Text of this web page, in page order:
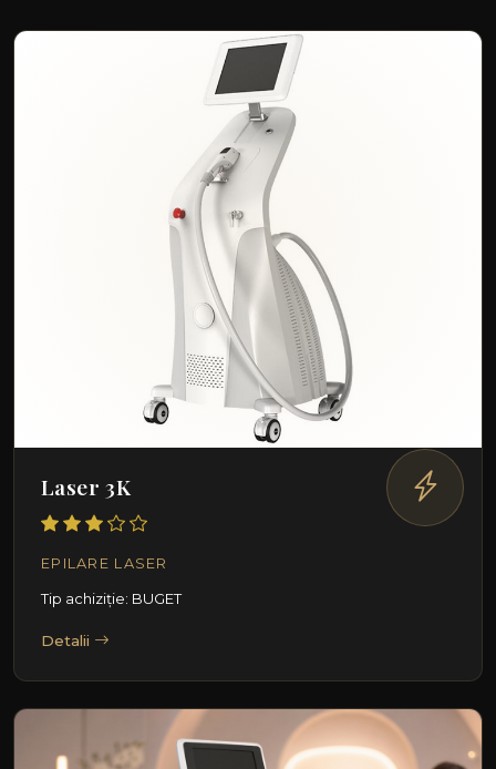
Laser 3K
EPILARE LASER
Tip achiziție: BUGET
Detalii